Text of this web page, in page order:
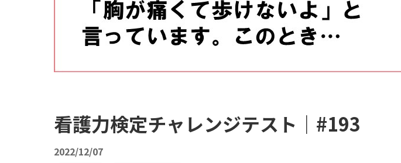
看護力検定チャレンジテスト｜#193
2022/12/07